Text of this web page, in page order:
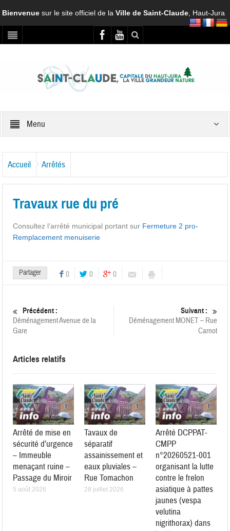
Bienvenuesur le site officiel de laVille de Saint-Claude , Haut-Jura
Menu
Accueil Arrêtés
Travaux rue du pré
Consultez l’arrêté municipal portant sur Fermeture 2 pro-
Remplacement menuiserie
Partager 0 0 0
Précédent :
Déménagement Avenue de la
Gare
Suivant :
Déménagement MONET – Rue
Carnot
Articles relatifs
Arrêté de mise en
sécurité d’urgence
– Immeuble
menaçant ruine –
Passage du Miroir
5 août 2026
Tavaux de
séparatif
assainissement et
eaux pluviales –
Rue Tomachon
28 juillet 2026
Arrêté DCPPAT-
CMPP
n°20260521-001
organisant la lutte
contre le frelon
asiatique à pattes
jaunes (vespa
velutina
nigrithorax) dans